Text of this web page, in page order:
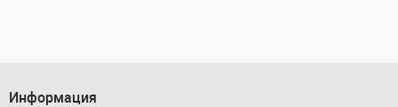
Информация